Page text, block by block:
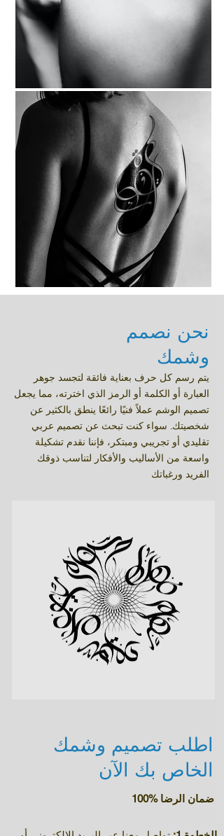
نحن نصمم
وشمك
يتم رسم كل حرف بعناية فائقة لتجسد جوهر
العبارة أو الكلمة أو الرمز الذي اخترته، مما يجعل
تصميم الوشم عملاً فنيًا رائعًا ينطق بالكثير عن
شخصيتك. سواء كنت تبحث عن تصميم عربي
تقليدي أو تجريبي ومبتكر، فإننا نقدم تشكيلة
واسعة من الأساليب والأفكار لتناسب ذوقك
الفريد ورغباتك
اطلب تصميم وشمك
الخاص بك الآن